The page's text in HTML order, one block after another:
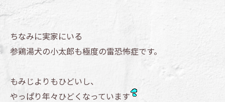
ちなみに実家にいる
参鶏湯犬の小太郎も極度の雷恐怖症です。
もみじよりもひどいし、
やっぱり年々ひどくなっています